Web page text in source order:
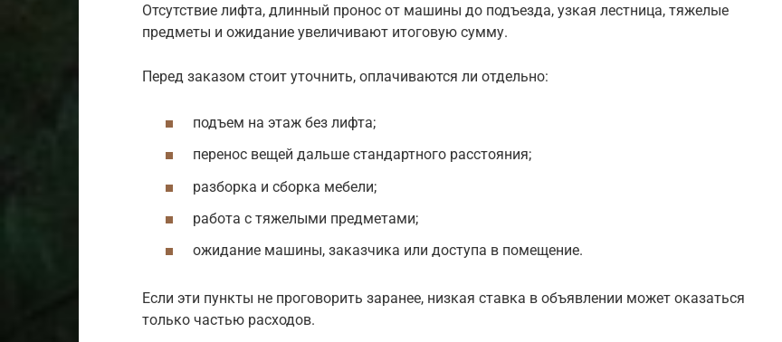
Отсутствие лифта, длинный пронос от машины до подъезда, узкая лестница, тяжелые
предметы и ожидание увеличивают итоговую сумму.
Перед заказом стоит уточнить, оплачиваются ли отдельно:
подъем на этаж без лифта;
перенос вещей дальше стандартного расстояния;
разборка и сборка мебели;
работа с тяжелыми предметами;
ожидание машины, заказчика или доступа в помещение.
Если эти пункты не проговорить заранее, низкая ставка в объявлении может оказаться
только частью расходов.